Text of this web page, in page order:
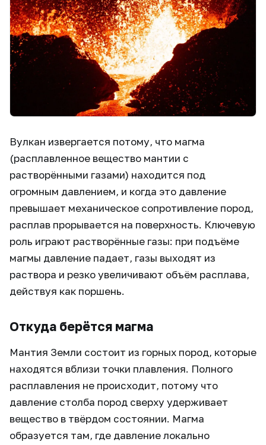
Вулкан извергается потому, что магма
(расплавленное вещество мантии с
растворёнными газами) находится под
огромным давлением, и когда это давление
превышает механическое сопротивление пород,
расплав прорывается на поверхность. Ключевую
роль играют растворённые газы: при подъёме
магмы давление падает, газы выходят из
раствора и резко увеличивают объём расплава,
действуя как поршень.
Откуда берётся магма
Мантия Земли состоит из горных пород, которые
находятся вблизи точки плавления. Полного
расплавления не происходит, потому что
давление столба пород сверху удерживает
вещество в твёрдом состоянии. Магма
образуется там, где давление локально